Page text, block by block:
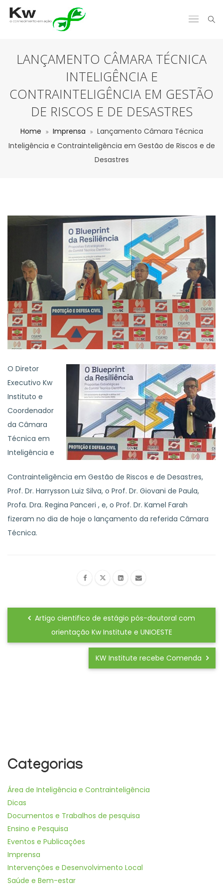
LANÇAMENTO CÂMARA TÉCNICA
INTELIGÊNCIA E
CONTRAINTELIGÊNCIA EM GESTÃO
DE RISCOS E DE DESASTRES
Home Imprensa
Lançamento Câmara Técnica
Inteligência e Contrainteligência em Gestão de Riscos e de
Desastres
O Diretor
Executivo Kw
Instituto e
Coordenador
da Câmara
Técnica em
Inteligência e
Contrainteligência em Gestão de Riscos e de Desastres,
Prof. Dr. Harrysson Luiz Silva, o Prof. Dr. Giovani de Paula,
Profa. Dra. Regina Panceri , e, o Prof. Dr. Kamel Farah
fizeram no dia de hoje o lançamento da referida Câmara
Técnica.
Artigo cientifico de estágio pós-doutoral com
orientação Kw Institute e UNIOESTE
KW Institute recebe Comenda
Categorias
Área de Inteligência e Contrainteligência
Dicas
Documentos e Trabalhos de pesquisa
Ensino e Pesquisa
Eventos e Publicações
Imprensa
Intervenções e Desenvolvimento Local
Saúde e Bem-estar